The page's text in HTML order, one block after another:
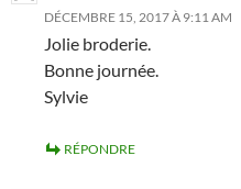
DÉCEMBRE 15, 2017 À 9:11 AM
Jolie broderie.
Bonne journée.
Sylvie
RÉPONDRE